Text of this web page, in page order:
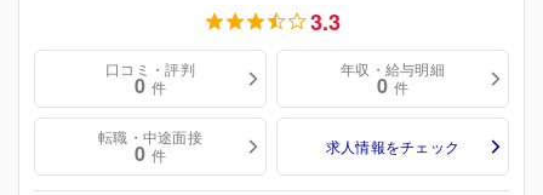
3.3
口コミ・評判
0 件
年収・給与明細
0 件
転職・中途面接
0 件 求人情報をチェック